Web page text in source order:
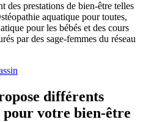
des prestations de bien-être telles
aquatique pour toutes,
pour les bébés et des cours
par des sage-femmes du réseau
différents
pour votre bien-être